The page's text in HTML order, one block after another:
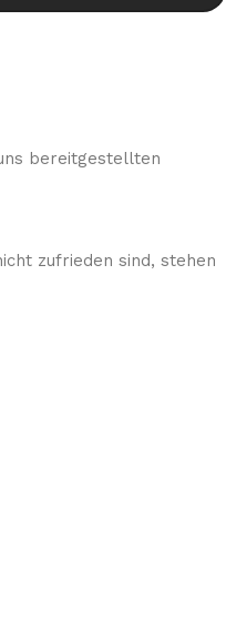
bereitgestellten
zufrieden sind, stehen